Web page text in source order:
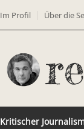
Im Profil Über die
Kritischer